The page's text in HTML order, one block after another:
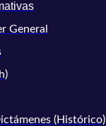
General
(Histórico)